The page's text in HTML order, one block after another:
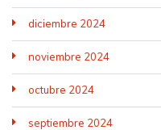
diciembre 2024
noviembre 2024
octubre 2024
septiembre 2024